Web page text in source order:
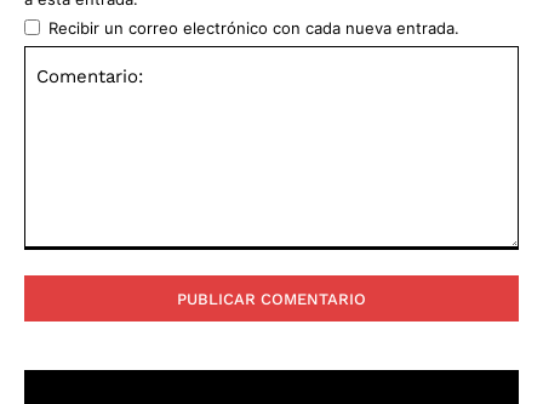
Recibir un correo electrónico con cada nueva entrada.